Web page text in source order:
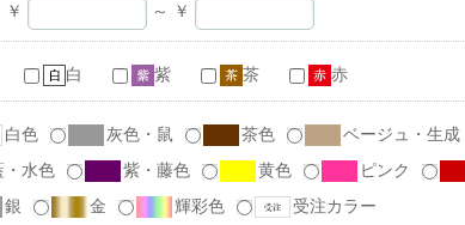
￥ ～ ￥
白 紫 茶 赤
白色 灰色・鼠 茶色
ベージュ・生成
・水色
紫・藤色 黄色 ピンク
銀
金 輝彩色 受注カラー